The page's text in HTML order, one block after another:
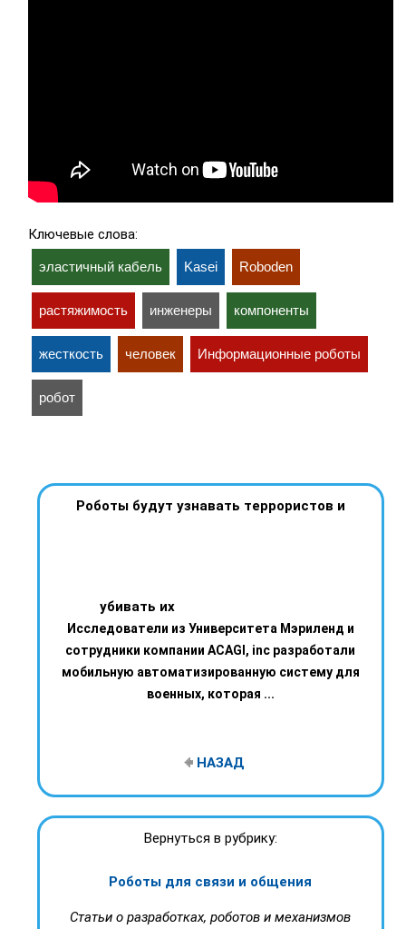
Ключевые слова:
эластичный кабель Kasei Roboden
растяжимость инженеры компоненты
жесткость человек Информационные роботы
робот
Роботы будут узнавать террористов и
убивать их
Исследователи из Университета Мэриленд и
сотрудники компании ACAGI, inc разработали
мобильную автоматизированную систему для
военных, которая ...
НАЗАД
Вернуться в рубрику:
Роботы для связи и общения
Статьи о разработках, роботов и механизмов